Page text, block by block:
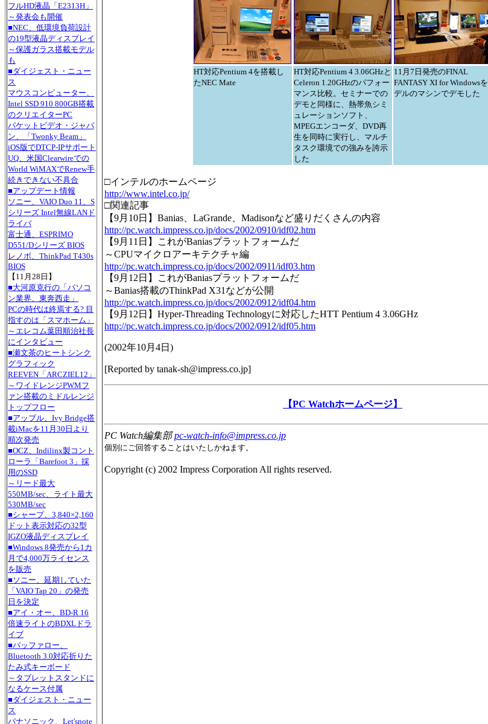
フルHD液晶「E2313H」
～発表会も開催
■NEC、低環境負荷設計
の19型液晶ディスプレイ
～保護ガラス搭載モデル
も
■ダイジェスト・ニュー
ス
マウスコンピューター、
Intel SSD 910 800GB搭載
のクリエイターPC
パケットビデオ・ジャパ
ン、「Twonky Beam」
iOS版でDTCP-IPサポート
UQ、米国Clearwireでの
World WiMAXでRenew手
続きできない不具合
■アップデート情報
ソニー、VAIO Duo 11、S
シリーズ Intel無線LANド
ライバ
富士通、ESPRIMO
D551/Dシリーズ BIOS
レノボ、ThinkPad T430s
BIOS
【11月28日】
■大河原克行の「パソコ
ン業界、東奔西走」
PCの時代は終焉する? 目
指すのは「スマホーム」
～エレコム葉田順治社長
にインタビュー
■瀬文茶のヒートシンク
グラフィック
REEVEN「ARCZIEL12」
～ワイドレンジPWMフ
ァン搭載のミドルレンジ
トップフロー
■アップル、Ivy Bridge搭
載iMacを11月30日より
順次発売
■OCZ、Indilinx製コント
ローラ「Barefoot 3」採
用のSSD
～リード最大
550MB/sec、ライト最大
530MB/sec
■シャープ、3,840×2,160
ドット表示対応の32型
IGZO液晶ディスプレイ
■Windows 8発売から1カ
月で4,000万ライセンス
を販売
■ソニー、延期していた
「VAIO Tap 20」の発売
日を決定
■アイ・オー、BD-R 16
倍速ライトのBDXLドラ
イブ
■バッファロー、
Bluetooth 3.0対応折りた
たみ式キーボード
～タブレットスタンドに
なるケース付属
■ダイジェスト・ニュー
ス
パナソニック、Let'snote
HT対応Pentium 4を搭載し
たNEC Mate
HT対応Pentium 4 3.06GHzと
Celeron 1.20GHzのパフォー
マンス比較。セミナーでの
デモと同様に、熱帯魚シミ
ュレーションソフト、
MPEGエンコーダ、DVD再
生を同時に実行し、マルチ
タスク環境での強みを誇示
した
11月7日発売のFINAL
FANTASY XI for Windowsを
デルのマシンでデモした
□インテルのホームページ
http://www.intel.co.jp/
□関連記事
【9月10日】Banias、LaGrande、Madisonなど盛りだくさんの内容
http://pc.watch.impress.co.jp/docs/2002/0910/idf02.htm
【9月11日】これがBaniasプラットフォームだ
～CPUマイクロアーキテクチャ編
http://pc.watch.impress.co.jp/docs/2002/0911/idf03.htm
【9月12日】これがBaniasプラットフォームだ
～Banias搭載のThinkPad X31などが公開
http://pc.watch.impress.co.jp/docs/2002/0912/idf04.htm
【9月12日】Hyper-Threading Technologyに対応したHTT Pentium 4 3.06GHz
http://pc.watch.impress.co.jp/docs/2002/0912/idf05.htm
(2002年10月4日 )
[Reported by tanak-sh@impress.co.jp]
【PC Watchホームページ】
PC Watch編集部pc-watch-info@impress.co.jp
個別にご回答することはいたしかねます。
Copyright (c) 2002 Impress Corporation All rights reserved.